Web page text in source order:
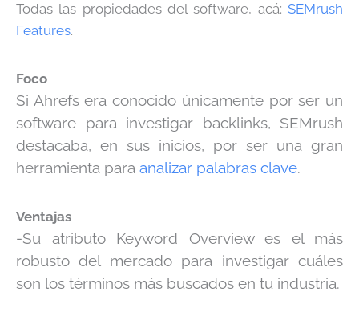
Todas las propiedades del software, acá: SEMrush
Features.
Foco
Si Ahrefs era conocido únicamente por ser un
software para investigar backlinks, SEMrush
destacaba, en sus inicios, por ser una gran
herramienta para analizar palabras clave.
Ventajas
-Su atributo Keyword Overview es el más
robusto del mercado para investigar cuáles
son los términos más buscados en tu industria.